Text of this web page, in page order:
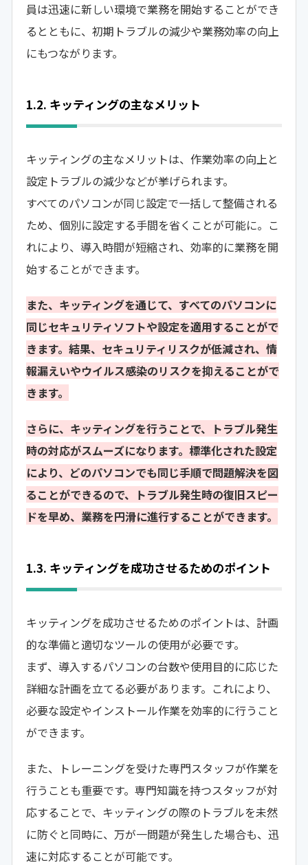
員は迅速に新しい環境で業務を開始することができ
るとともに、初期トラブルの減少や業務効率の向上
にもつながります。
1.2. キッティングの主なメリット
キッティングの主なメリットは、作業効率の向上と
設定トラブルの減少などが挙げられます。
すべてのパソコンが同じ設定で一括して整備される
ため、個別に設定する手間を省くことが可能に。こ
れにより、導入時間が短縮され、効率的に業務を開
始することができます。
また、キッティングを通じて、すべてのパソコンに
同じセキュリティソフトや設定を適用することがで
きます。結果、セキュリティリスクが低減され、情
報漏えいやウイルス感染のリスクを抑えることがで
きます。
さらに、キッティングを行うことで、トラブル発生
時の対応がスムーズになります。標準化された設定
により、どのパソコンでも同じ手順で問題解決を図
ることができるので、トラブル発生時の復旧スピー
ドを早め、業務を円滑に進行することができます。
1.3. キッティングを成功させるためのポイント
キッティングを成功させるためのポイントは、計画
的な準備と適切なツールの使用が必要です。
まず、導入するパソコンの台数や使用目的に応じた
詳細な計画を立てる必要があります。これにより、
必要な設定やインストール作業を効率的に行うこと
ができます。
また、トレーニングを受けた専門スタッフが作業を
行うことも重要です。専門知識を持つスタッフが対
応することで、キッティングの際のトラブルを未然
に防ぐと同時に、万が一問題が発生した場合も、迅
速に対応することが可能です。